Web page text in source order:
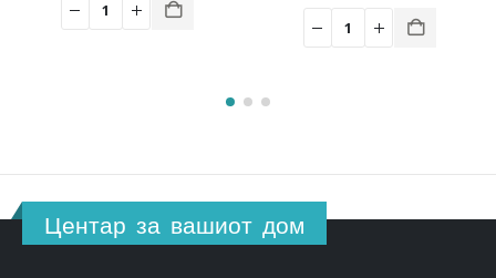
ден.
5,380.00 ден.
3,766.00 ден.
Центар за вашиот дом